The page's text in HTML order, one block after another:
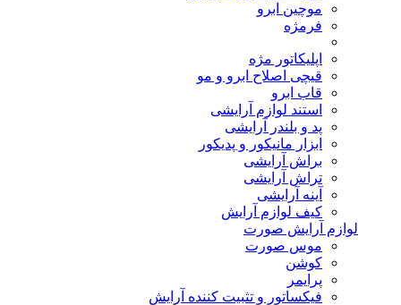
موچین ابرو
فرمژه
اپلیکاتور مژه
قیچی اصلاح ابرو و مو
قاب ابرو
استند لوازم آرایشی
پد و بلندر آرایشی
ابزار مانیکور و پدیکور
براش آرایشی
تراش آرایشی
آینه آرایشی
کیف لوازم آرایش
لوازم آرایش صورت
موس صورت
کوشن
پرایمر
فیکساتور و تثبیت کننده آرایش